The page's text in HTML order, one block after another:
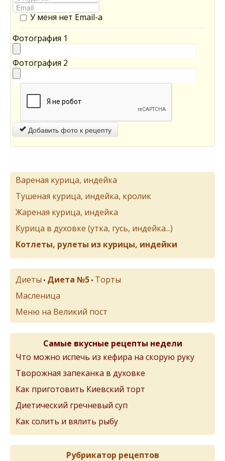
У меня нет Email-а
Фотография 1
Фотография 2
Добавить фото к рецепту
Вареная курица, индейка
Тушеная курица, индейка, кролик
Жареная курица, индейка
Курица в духовке (утка, гусь, индейка...)
Котлеты, рулеты из курицы, индейки
Диеты • Диета №5 • Торты
Масленица
Меню на Великий пост
Самые вкусные рецепты недели
Что можно испечь из кефира на скорую руку
Творожная запеканка в духовке
Как приготовить Киевский торт
Диетический гречневый суп
Как солить и вялить рыбу
Рубрикатор рецептов